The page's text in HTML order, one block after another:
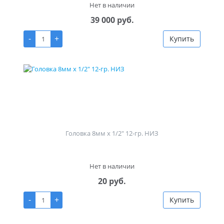
Нет в наличии
39 000 руб.
-
+ Купить
Головка 8мм х 1/2" 12-гр. НИЗ
Нет в наличии
20 руб.
-
+ Купить